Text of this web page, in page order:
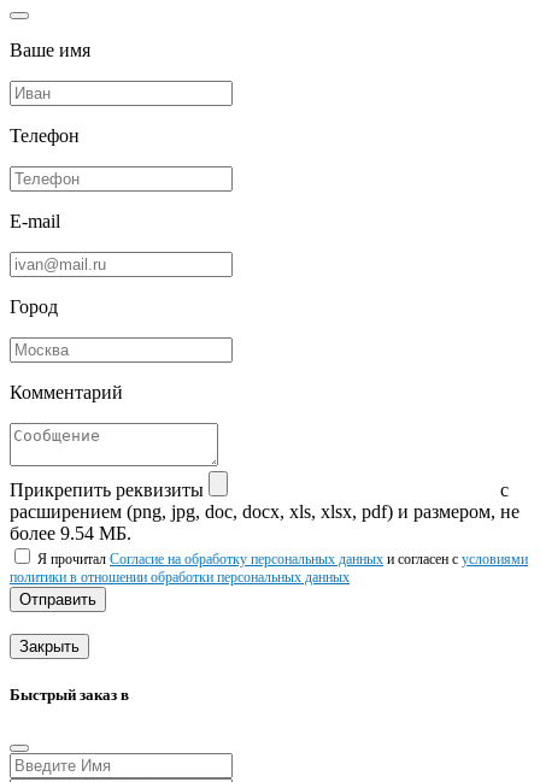
Ваше имя
Телефон
E-mail
Город
Комментарий
Прикрепить реквизиты
с
расширением (png, jpg, doc, docx, xls, xlsx, pdf) и размером, не
более 9.54 МБ.
Я прочитал Согласие на обработку персональных данных и согласен с условиями
политики в отношении обработки персональных данных
Отправить
Закрыть
Быстрый заказ в